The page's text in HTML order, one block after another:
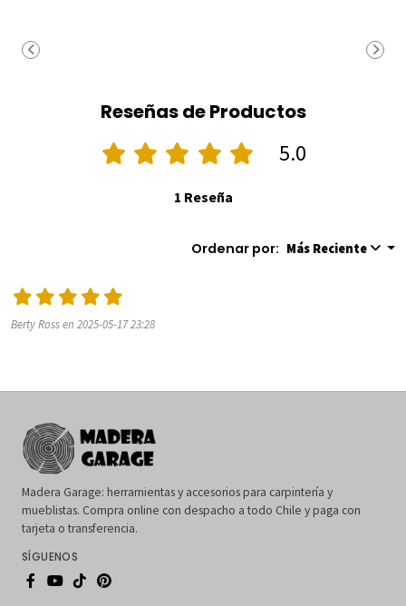
Reseñas de Productos
5.0
1 Reseña
Ordenar por: Más Reciente
Berty Ross en 2025-05-17 23:28
Madera Garage: herramientas y accesorios para carpintería y
mueblistas. Compra online con despacho a todo Chile y paga con
tarjeta o transferencia.
SÍGUENOS